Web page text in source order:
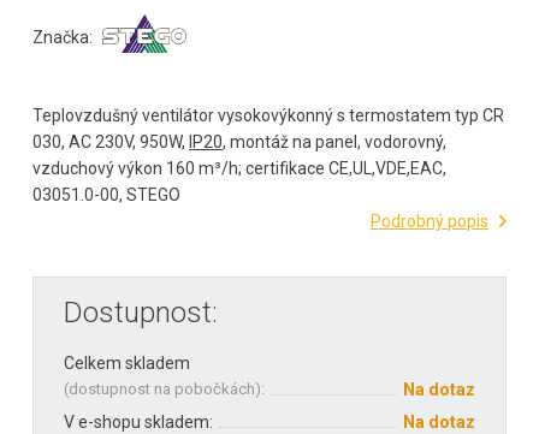
Značka:
Teplovzdušný ventilátor vysokovýkonný s termostatem typ CR
030, AC 230V, 950W, IP20, montáž na panel, vodorovný,
vzduchový výkon 160 m³/h; certifikace CE,UL,VDE,EAC,
03051.0-00, STEGO
Podrobný popis
Dostupnost:
Celkem skladem
(dostupnost na pobočkách):
Na dotaz
V e-shopu skladem:
Na dotaz